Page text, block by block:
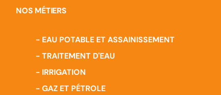
NOS MÉTIERS
- EAU POTABLE ET ASSAINISSEMENT
- TRAITEMENT D'EAU
- IRRIGATION
- GAZ ET PÉTROLE